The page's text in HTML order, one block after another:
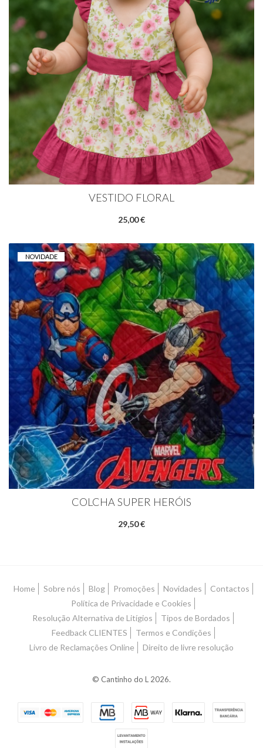
VESTIDO FLORAL
25,00 €
NOVIDADE
COLCHA SUPER HERÓIS
29,50 €
Home Sobre nós Blog Promoções Novidades
Contactos
Política de Privacidade e Cookies
Resolução Alternativa de Litígios
Tipos de Bordados
Feedback CLIENTES
Termos e Condições
Livro de Reclamações Online
Direito de livre resolução
© Cantinho do L 2026.